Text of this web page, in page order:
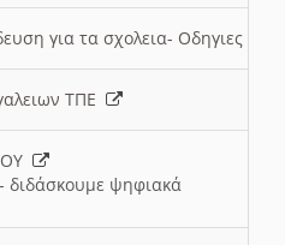
για τα σχολεια- Οδηγιες
ΤΠΕ
ψηφιακά